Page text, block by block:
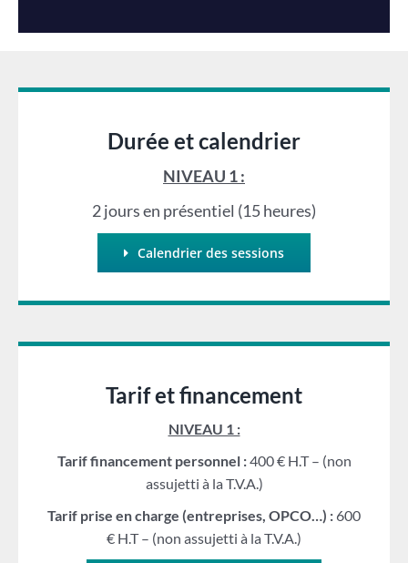
Durée et calendrier
NIVEAU 1 :
2 jours en présentiel (15 heures)
Calendrier des sessions
Tarif et financement
NIVEAU 1 :
Tarif financement personnel :400 € H.T – (non
assujetti à la T.V.A.)
Tarif prise en charge (entreprises, OPCO…) : 600
€ H.T – (non assujetti à la T.V.A.)